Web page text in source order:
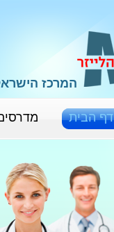
המרכז
דף הבית